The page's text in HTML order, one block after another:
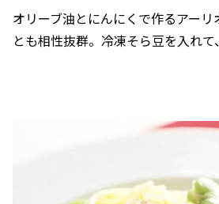
オリーブ油とにんにくで作るアー
とも相性抜群。冷凍そら豆を入れて